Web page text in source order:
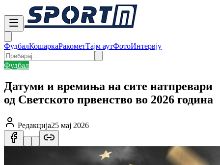
ФудбалКошаркаРакометТајм аутФотоИнтервју
Фудбал
Датуми и времиња на сите натпревари
од Светското првенство во 2026 година
Редакција25 мај 2026